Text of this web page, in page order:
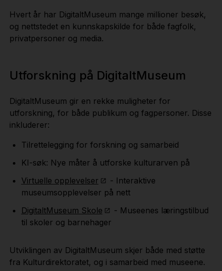
Hvert år har DigitaltMuseum mange millioner besøk,
og nettstedet en kunnskapskilde for både fagfolk,
privatpersoner og media.
Utforskning på DigitaltMuseum
DigitaltMuseum gir en rekke muligheter for
utforskning, for både publikum og fagpersoner. Disse
inkluderer:
Tilrettelegging for forskning og samarbeid
KI-søk: Nye måter å utforske kulturarven på
Virtuelle opplevelser
- Interaktive
museumsopplevelser på nett
DigitaltMuseum Skole
- Museenes læringstilbud
til skoler og barnehager
Utviklingen av DigitaltMuseum skjer både med støtte
fra Kulturdirektoratet, og i samarbeid med museene.